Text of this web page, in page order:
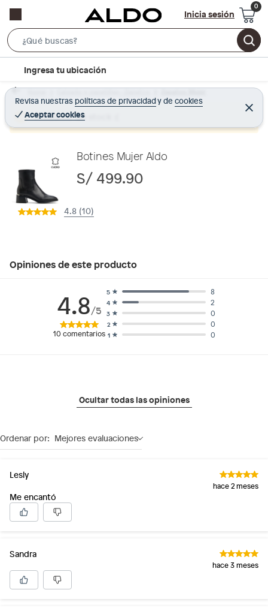
Inicia sesión
e
r
c
B
r
c
t
Ingresa tu ubicación
Revisa nuestras políticas de privacidadyde cookies
Aceptar cookies
C
e
r
Home Calzado y zapatillas - Zapatos Zapatos Mujer
Producto sin stock :(
Botines Mujer Aldo
S/ 499.90
4.8 (10)
Opiniones de este producto
4.8/5
10 comentarios 1 0
2 0
3 0
4 2
5 8
Ocultar todas las opiniones
Ordenar por: Mejores evaluaciones
Lesly
hace 2 meses
Me encantó
Sandra
hace 3 meses